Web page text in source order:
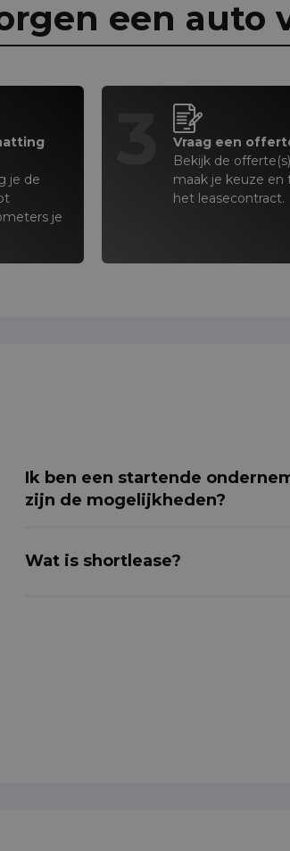
een auto
je de
je
Vraag een
Bekijk de
maak je keuze en
het leasecontract.
Ik ben een startende
zijn de mogelijkheden?
Wat is shortlease?